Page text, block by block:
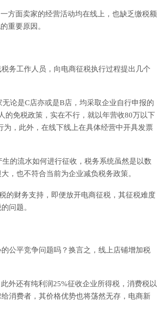
方面卖家的经营活动均在线上，也缺乏缴税额
重要原因。
务工作人员，向电商征税执行过程提出几个
论是C店亦或是B店，均采取企业自行申报的
的免税政策，实在不行，就以年营收80万以下
，此外，在线下线上在具体经营中开具发票
的流水如何进行征收，税务系统虽然是以数
，也不符合当前为企业减负税务政策。
的财务支持，即便放开电商征税，其征税难度
问题。
公平竞争问题吗？换言之，线上店铺增加税
外还有纯利润25%征收企业所得税，消费税以
消费者，其价格优势也将荡然无存，电商新